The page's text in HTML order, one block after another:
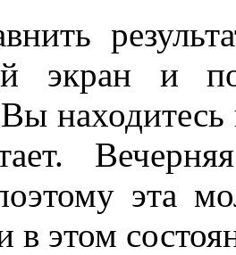
экран и
эта
в этом